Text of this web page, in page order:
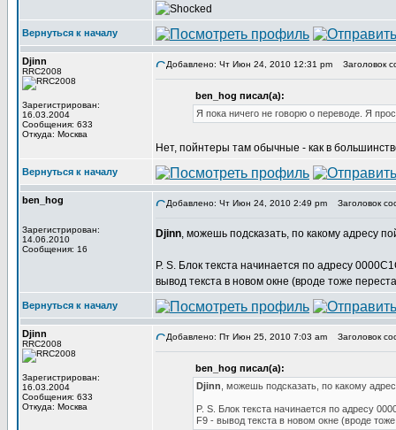
Вернуться к началу
Djinn
RRC2008
Зарегистрирован:
16.03.2004
Сообщения: 633
Откуда: Москва
Добавлено: Чт Июн 24, 2010 12:31 pm Заголовок
ben_hog писал(а):
Я пока ничего не говорю о переводе. Я
Нет, пойнтеры там обычные - как в
Вернуться к началу
ben_hog
Зарегистрирован:
14.06.2010
Сообщения: 16
Добавлено: Чт Июн 24, 2010 2:49 pm Заголовок
Djinn, можешь подсказать, по какому адресу
P. S. Блок текста начинается по адресу
вывод текста в новом окне (вроде тоже
Вернуться к началу
Djinn
RRC2008
Зарегистрирован:
16.03.2004
Сообщения: 633
Откуда: Москва
Добавлено: Пт Июн 25, 2010 7:03 am Заголовок
ben_hog писал(а):
Djinn , можешь подсказать, по какому
P. S. Блок текста начинается по адресу
F9 - вывод текста в новом окне (вроде